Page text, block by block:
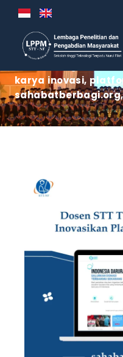
karya inovasi,
sahabatberbagi.org,